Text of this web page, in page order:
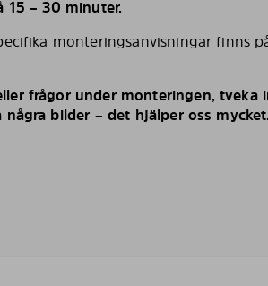
15 – 30 minuter.
monteringsanvisningar finns
frågor under monteringen, tveka
några bilder – det hjälper oss mycket.